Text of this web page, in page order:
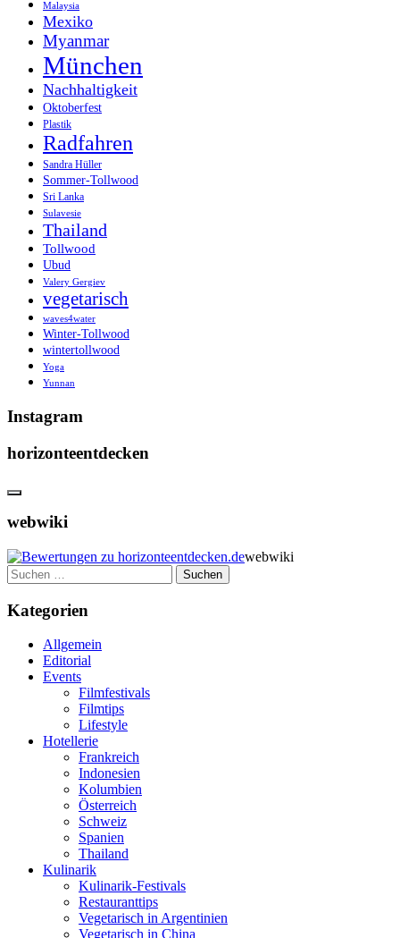
Malaysia
Mexiko
Myanmar
München
Nachhaltigkeit
Oktoberfest
Plastik
Radfahren
Sandra Hüller
Sommer-Tollwood
Sri Lanka
Sulavesie
Thailand
Tollwood
Ubud
Valery Gergiev
vegetarisch
waves4water
Winter-Tollwood
wintertollwood
Yoga
Yunnan
Instagram
horizonteentdecken
webwiki
webwiki
Suchen
nach:
Kategorien
Allgemein
Editorial
Events
Filmfestivals
Filmtips
Lifestyle
Hotellerie
Frankreich
Indonesien
Kolumbien
Österreich
Schweiz
Spanien
Thailand
Kulinarik
Kulinarik-Festivals
Restauranttips
Vegetarisch in Argentinien
Vegetarisch in China